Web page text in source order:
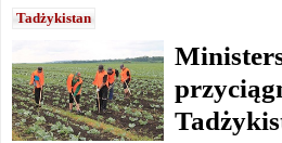
Tadżykistan